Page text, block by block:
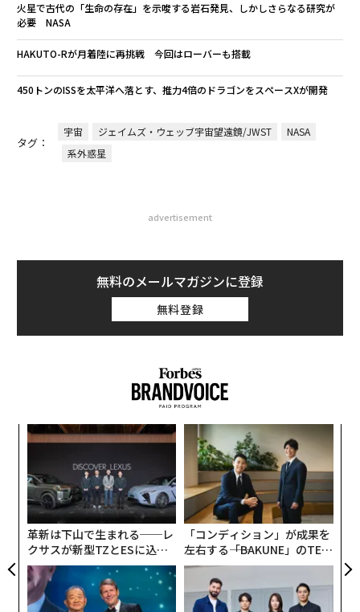
火星で古代の「生命の存在」を示唆する岩石発見、しかしさらなる研究が
必要 NASA
HAKUTO-Rが月着陸に再挑戦 今回はローバーも搭載
450トンのISSを太平洋へ落とす、推力4倍のドラゴンをスペースXが開発
タグ：
宇宙 ジェイムズ・ウェッブ宇宙望遠鏡/JWST
NASA
系外惑星
advertisement
無料のメールマガジンに登録
無料登録
革新は下山で生まれる──レ
クサスが新型TZとESに込め
た「DISCOVER」の哲学
「コンディション」が成果を
左右する――「BAKUNE」のTEN
TIALが支える「挑戦者の明